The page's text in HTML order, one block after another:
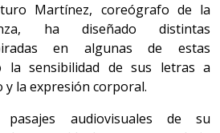
Martínez, coreógrafo de la
ha diseñado distintas
en algunas de estas
la sensibilidad de sus letras a
la expresión corporal.
pasajes audiovisuales de su